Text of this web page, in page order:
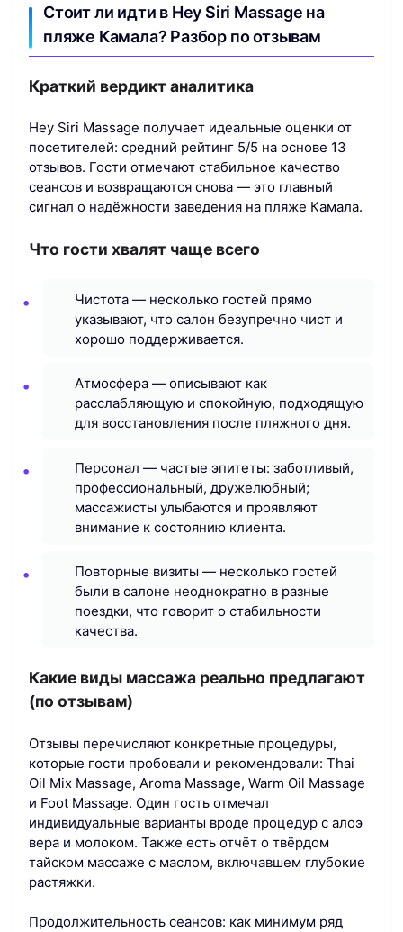
Стоит ли идти в Hey Siri Massage на
пляже Камала? Разбор по отзывам
Краткий вердикт аналитика
Hey Siri Massage получает идеальные оценки от
посетителей: средний рейтинг 5/5 на основе 13
отзывов. Гости отмечают стабильное качество
сеансов и возвращаются снова — это главный
сигнал о надёжности заведения на пляже Камала.
Что гости хвалят чаще всего
Чистота — несколько гостей прямо
указывают, что салон безупречно чист и
хорошо поддерживается.
Атмосфера — описывают как
расслабляющую и спокойную, подходящую
для восстановления после пляжного дня.
Персонал — частые эпитеты: заботливый,
профессиональный, дружелюбный;
массажисты улыбаются и проявляют
внимание к состоянию клиента.
Повторные визиты — несколько гостей
были в салоне неоднократно в разные
поездки, что говорит о стабильности
качества.
Какие виды массажа реально предлагают
(по отзывам)
Отзывы перечисляют конкретные процедуры,
которые гости пробовали и рекомендовали: Thai
Oil Mix Massage, Aroma Massage, Warm Oil Massage
и Foot Massage. Один гость отмечал
индивидуальные варианты вроде процедур с алоэ
вера и молоком. Также есть отчёт о твёрдом
тайском массаже с маслом, включавшем глубокие
растяжки.
Продолжительность сеансов: как минимум ряд